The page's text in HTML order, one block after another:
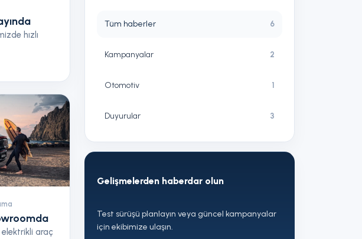
hızlı
araç
Tüm haberler 6
Kampanyalar 2
Otomotiv 1
Duyurular 3
Gelişmelerden haberdar olun
Test sürüşü planlayın veya güncel kampanyalar
için ekibimize ulaşın.